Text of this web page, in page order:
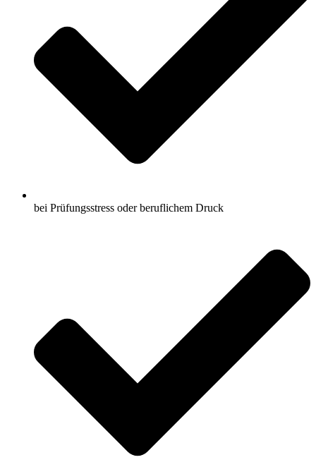
bei Prüfungsstress oder beruflichem Druck